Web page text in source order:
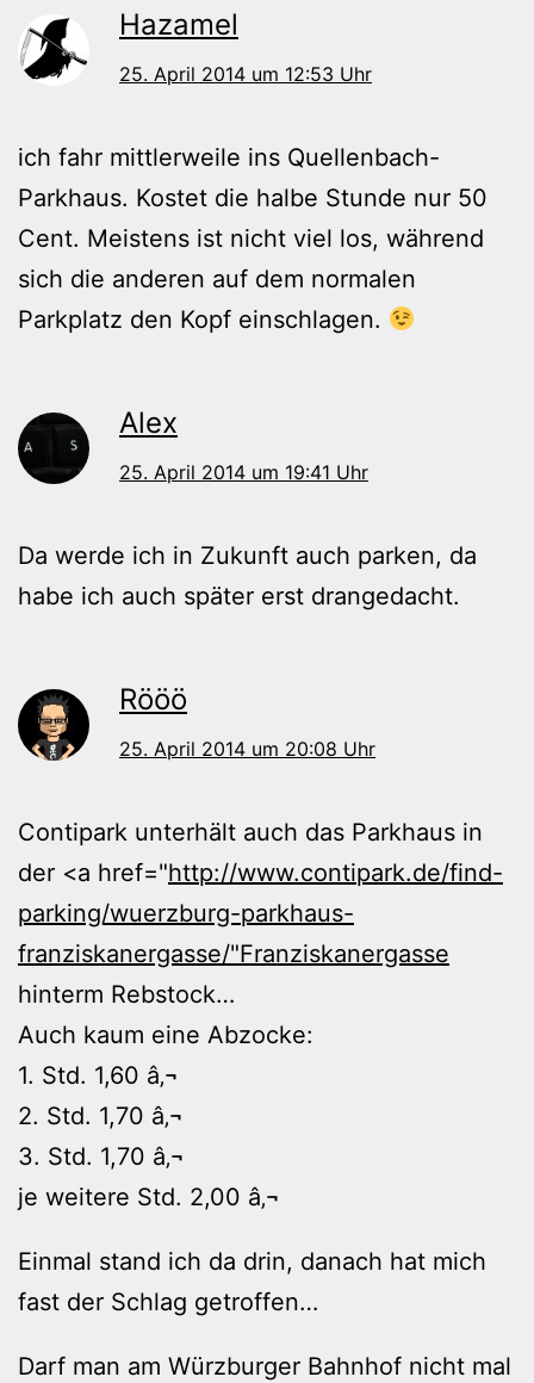
Hazamel
25. April 2014 um 12:53 Uhr
ich fahr mittlerweile ins Quellenbach-
Parkhaus. Kostet die halbe Stunde nur 50
Cent. Meistens ist nicht viel los, während
sich die anderen auf dem normalen
Parkplatz den Kopf einschlagen.
Alex
25. April 2014 um 19:41 Uhr
Da werde ich in Zukunft auch parken, da
habe ich auch später erst drangedacht.
Rööö
25. April 2014 um 20:08 Uhr
Contipark unterhält auch das Parkhaus in
der <a href="http://www.contipark.de/find-
parking/wuerzburg-parkhaus-
franziskanergasse/"Franziskanergasse
hinterm Rebstock…
Auch kaum eine Abzocke:
1. Std. 1,60 â‚¬
2. Std. 1,70 â‚¬
3. Std. 1,70 â‚¬
je weitere Std. 2,00 â‚¬
Einmal stand ich da drin, danach hat mich
fast der Schlag getroffen…
Darf man am Würzburger Bahnhof nicht mal